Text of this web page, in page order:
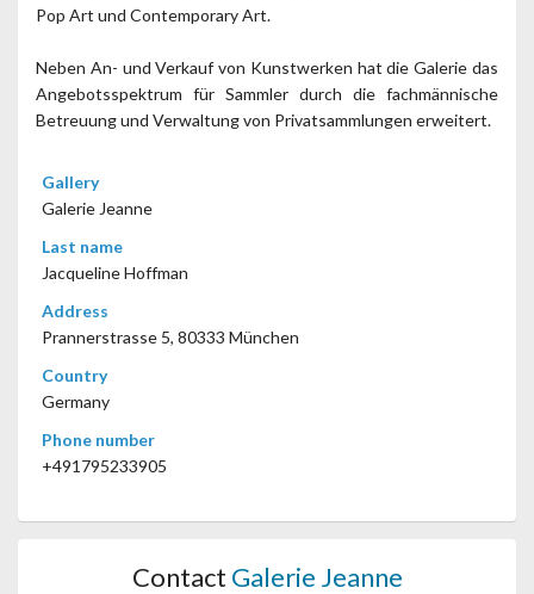
Pop Art und Contemporary Art.
Neben An- und Verkauf von Kunstwerken hat die Galerie das
Angebotsspektrum für Sammler durch die fachmännische
Betreuung und Verwaltung von Privatsammlungen erweitert.
Gallery
Galerie Jeanne
Last name
Jacqueline Hoffman
Address
Prannerstrasse 5, 80333 München
Country
Germany
Phone number
+491795233905
Contact Galerie Jeanne